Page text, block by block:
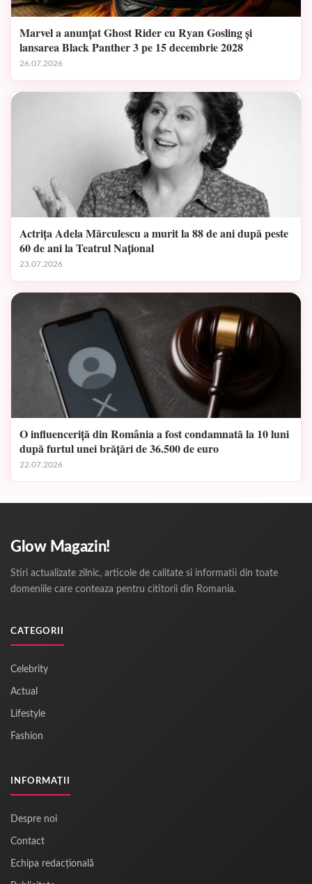
Marvel a anunțat Ghost Rider cu Ryan Gosling și
lansarea Black Panther 3 pe 15 decembrie 2028
26.07.2026
Actrița Adela Mărculescu a murit la 88 de ani după peste
60 de ani la Teatrul Național
23.07.2026
O influenceriță din România a fost condamnată la 10 luni
după furtul unei brățări de 36.500 de euro
22.07.2026
Glow Magazin!
Stiri actualizate zilnic, articole de calitate si informatii din toate
domeniile care conteaza pentru cititorii din Romania.
CATEGORII
Celebrity
Actual
Lifestyle
Fashion
INFORMAȚII
Despre noi
Contact
Echipa redacțională